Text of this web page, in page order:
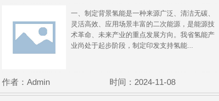
解读
一、制定背景氢能是一种来源广泛、清洁无碳、
灵活高效、应用场景丰富的二次能源，是能源技
术革命、未来产业的重点发展方向。我省氢能产
业尚处于起步阶段，制定印发支持氢能...
作者：Admin 时间：2024-11-08